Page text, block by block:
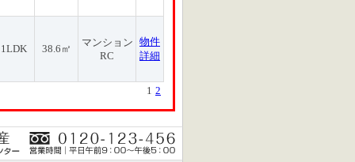
1LDK 38.6㎡
マンション
RC
物件
詳細
1 2